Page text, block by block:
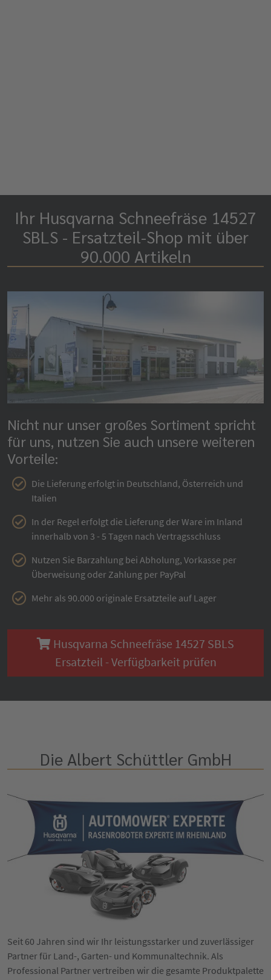
Ihr Husqvarna Schneefräse 14527
SBLS - Ersatzteil-Shop mit über
90.000 Artikeln
Nicht nur unser großes Sortiment spricht
für uns, nutzen Sie auch unsere weiteren
Vorteile:
Die Lieferung erfolgt in Deutschland, Österreich und
Italien
In der Regel erfolgt die Lieferung der Ware im Inland
innerhalb von 3 - 5 Tagen nach Vertragsschluss
Nutzen Sie Barzahlung bei Abholung, Vorkasse per
Überweisung oder Zahlung per PayPal
Mehr als 90.000 originale Ersatzteile auf Lager
Husqvarna Schneefräse 14527 SBLS
Ersatzteil - Verfügbarkeit prüfen
Die Albert Schüttler GmbH
Seit 60 Jahren sind wir Ihr leistungsstarker und zuverlässiger
Partner für Land-, Garten- und Kommunaltechnik. Als
Professional Partner vertreiben wir die gesamte Produktpalette